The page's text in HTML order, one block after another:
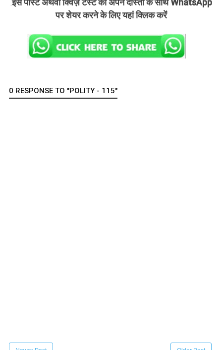
.इस पोस्ट अथवा क्विज़ टेस्ट को अपने दोस्तों के साथ WhatsApp
पर शेयर करने के लिए यहां क्लिक करें
0 RESPONSE TO "POLITY - 115"